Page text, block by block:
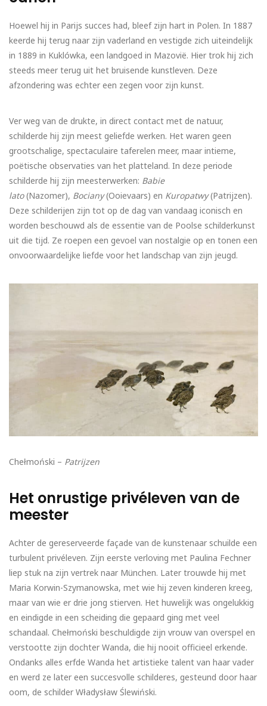
Hoewel hij in Parijs succes had, bleef zijn hart in Polen. In 1887
keerde hij terug naar zijn vaderland en vestigde zich uiteindelijk
in 1889 in Kuklówka, een landgoed in Mazovië. Hier trok hij zich
steeds meer terug uit het bruisende kunstleven. Deze
afzondering was echter een zegen voor zijn kunst.
Ver weg van de drukte, in direct contact met de natuur,
schilderde hij zijn meest geliefde werken. Het waren geen
grootschalige, spectaculaire taferelen meer, maar intieme,
poëtische observaties van het platteland. In deze periode
schilderde hij zijn meesterwerken: Babie
lato(Nazomer), Bociany(Ooievaars) en Kuropatwy(Patrijzen).
Deze schilderijen zijn tot op de dag van vandaag iconisch en
worden beschouwd als de essentie van de Poolse schilderkunst
uit die tijd. Ze roepen een gevoel van nostalgie op en tonen een
onvoorwaardelijke liefde voor het landschap van zijn jeugd.
Chełmoński – Patrijzen
Het onrustige privéleven van de
meester
Achter de gereserveerde façade van de kunstenaar schuilde een
turbulent privéleven. Zijn eerste verloving met Paulina Fechner
liep stuk na zijn vertrek naar München. Later trouwde hij met
Maria Korwin-Szymanowska, met wie hij zeven kinderen kreeg,
maar van wie er drie jong stierven. Het huwelijk was ongelukkig
en eindigde in een scheiding die gepaard ging met veel
schandaal. Chełmoński beschuldigde zijn vrouw van overspel en
verstootte zijn dochter Wanda, die hij nooit officieel erkende.
Ondanks alles erfde Wanda het artistieke talent van haar vader
en werd ze later een succesvolle schilderes, gesteund door haar
oom, de schilder Władysław Ślewiński.